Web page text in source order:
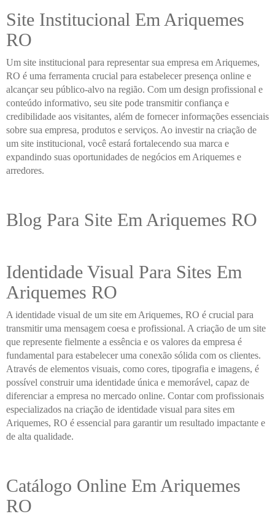
Site Institucional Em Ariquemes
RO
Um site institucional para representar sua empresa em Ariquemes,
RO é uma ferramenta crucial para estabelecer presença online e
alcançar seu público-alvo na região. Com um design profissional e
conteúdo informativo, seu site pode transmitir confiança e
credibilidade aos visitantes, além de fornecer informações essenciais
sobre sua empresa, produtos e serviços. Ao investir na criação de
um site institucional, você estará fortalecendo sua marca e
expandindo suas oportunidades de negócios em Ariquemes e
arredores.
Blog Para Site Em Ariquemes RO
Identidade Visual Para Sites Em
Ariquemes RO
A identidade visual de um site em Ariquemes, RO é crucial para
transmitir uma mensagem coesa e profissional. A criação de um site
que represente fielmente a essência e os valores da empresa é
fundamental para estabelecer uma conexão sólida com os clientes.
Através de elementos visuais, como cores, tipografia e imagens, é
possível construir uma identidade única e memorável, capaz de
diferenciar a empresa no mercado online. Contar com profissionais
especializados na criação de identidade visual para sites em
Ariquemes, RO é essencial para garantir um resultado impactante e
de alta qualidade.
Catálogo Online Em Ariquemes
RO